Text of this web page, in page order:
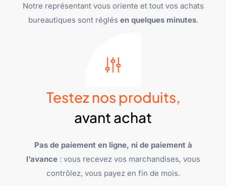
Notre représentant vous oriente et tout vos achats
bureautiques sont réglés en quelques minutes.
Testez nos produits,
avant achat
Pas de paiement en ligne, ni de paiement à
l’avance: vous recevez vos marchandises, vous
contrôlez, vous payez en fin de mois.